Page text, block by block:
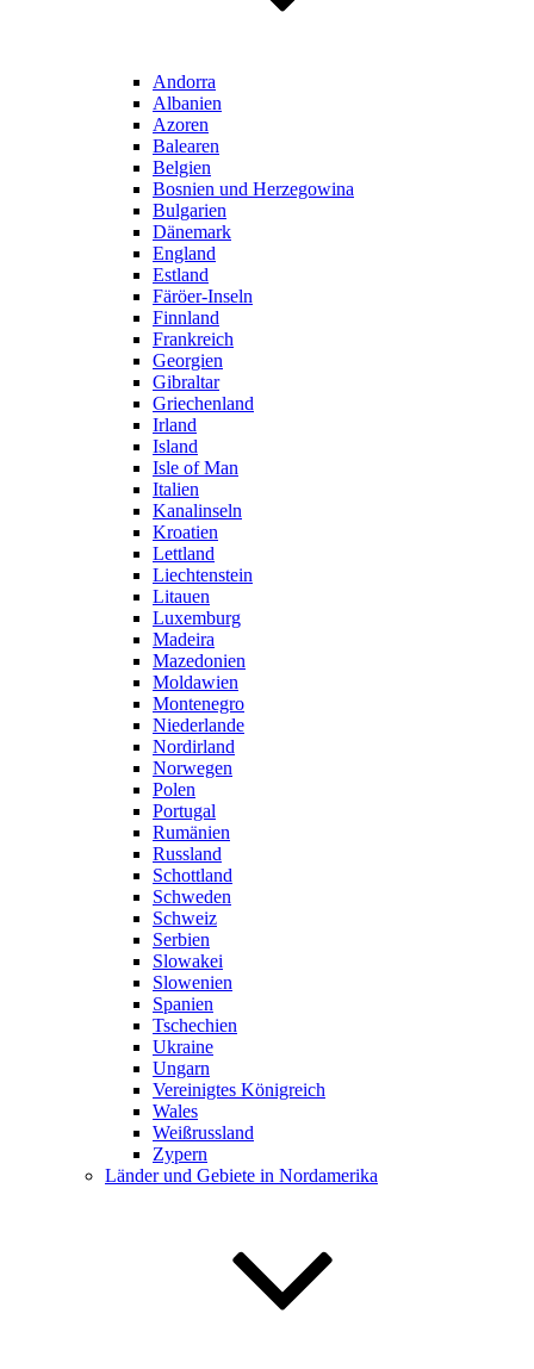
Andorra
Albanien
Azoren
Balearen
Belgien
Bosnien und Herzegowina
Bulgarien
Dänemark
England
Estland
Färöer-Inseln
Finnland
Frankreich
Georgien
Gibraltar
Griechenland
Irland
Island
Isle of Man
Italien
Kanalinseln
Kroatien
Lettland
Liechtenstein
Litauen
Luxemburg
Madeira
Mazedonien
Moldawien
Montenegro
Niederlande
Nordirland
Norwegen
Polen
Portugal
Rumänien
Russland
Schottland
Schweden
Schweiz
Serbien
Slowakei
Slowenien
Spanien
Tschechien
Ukraine
Ungarn
Vereinigtes Königreich
Wales
Weißrussland
Zypern
Länder und Gebiete in Nordamerika